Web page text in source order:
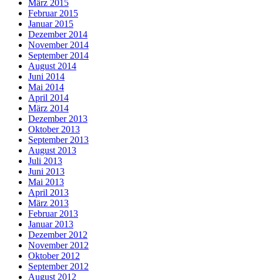
März 2015
Februar 2015
Januar 2015
Dezember 2014
November 2014
September 2014
August 2014
Juni 2014
Mai 2014
April 2014
März 2014
Dezember 2013
Oktober 2013
September 2013
August 2013
Juli 2013
Juni 2013
Mai 2013
April 2013
März 2013
Februar 2013
Januar 2013
Dezember 2012
November 2012
Oktober 2012
September 2012
August 2012